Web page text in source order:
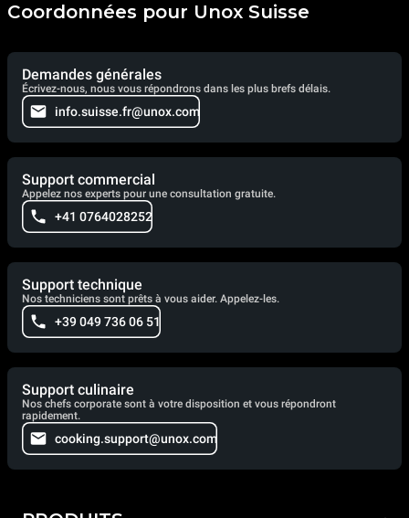
Coordonnées pour Unox Suisse
Demandes générales
Écrivez-nous, nous vous répondrons dans les plus brefs délais.
info.suisse.fr@unox.com
Support commercial
Appelez nos experts pour une consultation gratuite.
+41 0764028252
Support technique
Nos techniciens sont prêts à vous aider. Appelez-les.
+39 049 736 06 51
Support culinaire
Nos chefs corporate sont à votre disposition et vous répondront
rapidement.
cooking.support@unox.com